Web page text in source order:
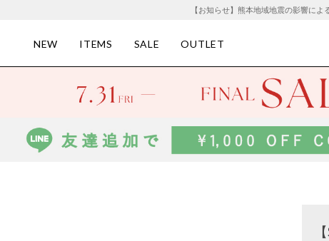
【お知らせ】熊本地域地震の影響によ
NEW ITEMS SALE OUTLET